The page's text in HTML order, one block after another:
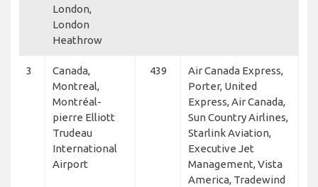
London,
London
Heathrow
3
Canada,
Montreal,
Montréal-
pierre Elliott
Trudeau
International
Airport
439
Air Canada Express,
Porter, United
Express, Air Canada,
Sun Country Airlines,
Starlink Aviation,
Executive Jet
Management, Vista
America, Tradewind